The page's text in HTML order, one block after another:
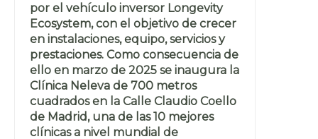
por el vehículo inversor Longevity
Ecosystem, con el objetivo de crecer
en instalaciones, equipo, servicios y
prestaciones. Como consecuencia de
ello en marzo de 2025 se inaugura la
Clínica Neleva de 700 metros
cuadrados en la Calle Claudio Coello
de Madrid, una de las 10 mejores
clínicas a nivel mundial de